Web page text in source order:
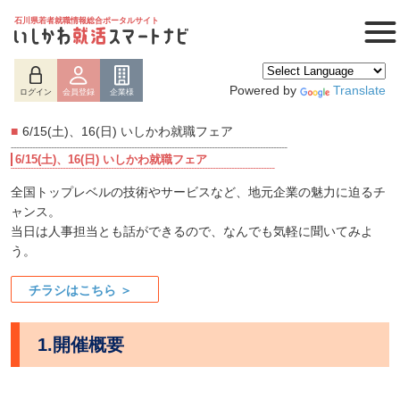
石川県若者就職情報総合ポータルサイト
ログイン 会員登録 企業様 Powered by Translate
■ 6/15(土)、16(日) いしかわ就職フェア
6/15(土)、16(日) いしかわ就職フェア
全国トップレベルの技術やサービスなど、地元企業の魅力に迫るチ
ャンス。
当日は人事担当とも話ができるので、なんでも気軽に聞いてみよ
う。
チラシはこちら ＞
1.開催概要